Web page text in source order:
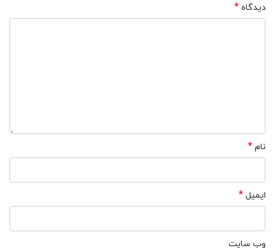
دیدگاه *
نام *
ایمیل *
وب‌ سایت